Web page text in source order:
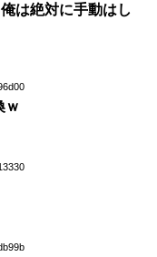
は絶対に手動はし
ｗ